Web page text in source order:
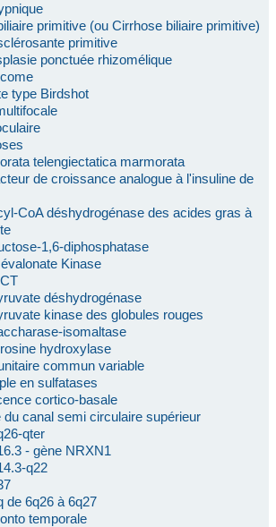
primitive (ou Cirrhose biliaire primitive)
primitive
ponctuée rhizomélique
type Birdshot
telengiectatica marmorata
de croissance analogue à l'insuline de
CoA déshydrogénase des acides gras à
1,6-diphosphatase
Kinase
déshydrogénase
kinase des globules rouges
isomaltase
hydroxylase
commun variable
en sulfatases
cortico-basale
du canal semi circulaire supérieur
qter
- gène NRXN1
q22
de 6q26 à 6q27
temporale